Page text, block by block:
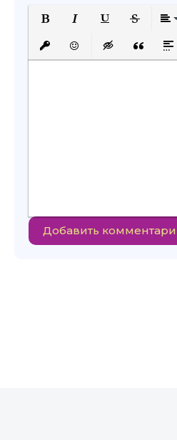
Подчеркнутый
Вставить защищенную
Вставить смайлик
ВставкаВставка
Добавить